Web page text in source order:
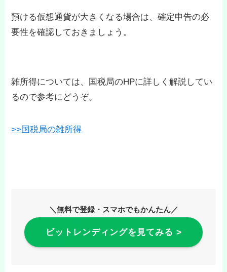
預ける仮想通貨が大きくなる場合は、確定申告の必
要性を確認しておきましょう。
雑所得については、国税局のHPに詳しく解説してい
るので参考にどうぞ。
>>国税局の雑所得
＼無料で登録・スマホでもかんたん／
ビットレンディングを見てみる >